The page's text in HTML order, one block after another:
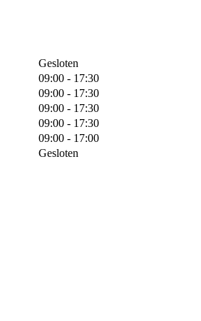
Gesloten
09:00 - 17:30
09:00 - 17:30
09:00 - 17:30
09:00 - 17:30
09:00 - 17:00
Gesloten